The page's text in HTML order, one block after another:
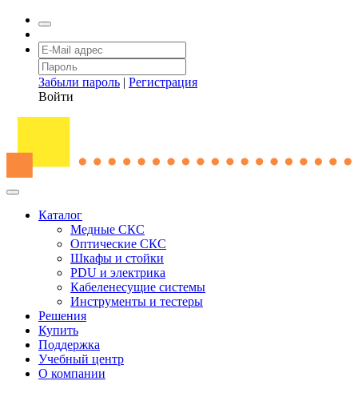
Забыли пароль | Регистрация
Войти
Каталог
Медные СКС
Оптические СКС
Шкафы и стойки
PDU и электрика
Кабеленесущие системы
Инструменты и тестеры
Решения
Купить
Поддержка
Учебный центр
О компании